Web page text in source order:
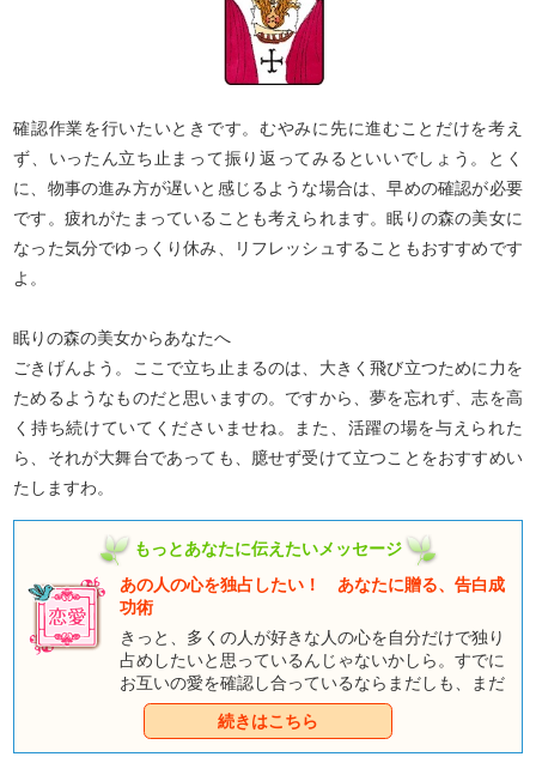
確認作業を行いたいときです。むやみに先に進むことだけを考え
ず、いったん立ち止まって振り返ってみるといいでしょう。とく
に、物事の進み方が遅いと感じるような場合は、早めの確認が必要
です。疲れがたまっていることも考えられます。眠りの森の美女に
なった気分でゆっくり休み、リフレッシュすることもおすすめです
よ。
眠りの森の美女からあなたへ
ごきげんよう。ここで立ち止まるのは、大きく飛び立つために力を
ためるようなものだと思いますの。ですから、夢を忘れず、志を高
く持ち続けていてくださいませね。また、活躍の場を与えられた
ら、それが大舞台であっても、臆せず受けて立つことをおすすめい
たしますわ。
もっとあなたに伝えたいメッセージ
あの人の心を独占したい！ あなたに贈る、告白成
功術
きっと、多くの人が好きな人の心を自分だけで独り
占めしたいと思っているんじゃないかしら。すでに
お互いの愛を確認し合っているならまだしも、まだ
二人の間に不確定よそがあるのなら、あなたの心も
不安でいっぱいのはず。でもね、気持ちの伝え方次
第では、望み薄だった恋も大逆転できるものなの
続きはこちら